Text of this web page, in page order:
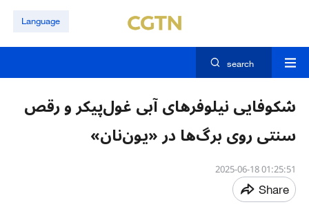
Language
search
شکوفایی نیلوفرهای آبی غول‌پیکر و رقص
سنتی روی برگ‌ها در «یون‌نان»
01:25:51 2025-06-18
Share